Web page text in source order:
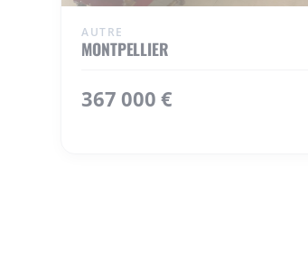
AUTRE
MONTPELLIER
367 000 €